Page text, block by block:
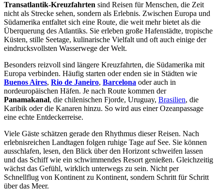
Transatlantik-Kreuzfahrten sind Reisen für Menschen, die Zeit
nicht als Strecke sehen, sondern als Erlebnis. Zwischen Europa und
Südamerika entfaltet sich eine Route, die weit mehr bietet als die
Überquerung des Atlantiks. Sie erleben große Hafenstädte, tropische
Küsten, stille Seetage, kulinarische Vielfalt und oft auch einige der
eindrucksvollsten Wasserwege der Welt.
Besonders reizvoll sind längere Kreuzfahrten, die Südamerika mit
Europa verbinden. Häufig starten oder enden sie in Städten wie
Buenos Aires, Rio de Janeiro, Barcelona oder auch in
nordeuropäischen Häfen. Je nach Route kommen der
Panamakanal, die chilenischen Fjorde, Uruguay, Brasilien, die
Karibik oder die Kanaren hinzu. So wird aus einer Ozeanpassage
eine echte Entdeckerreise.
Viele Gäste schätzen gerade den Rhythmus dieser Reisen. Nach
erlebnisreichen Landtagen folgen ruhige Tage auf See. Sie können
ausschlafen, lesen, den Blick über den Horizont schweifen lassen
und das Schiff wie ein schwimmendes Resort genießen. Gleichzeitig
wächst das Gefühl, wirklich unterwegs zu sein. Nicht per
Schnellflug von Kontinent zu Kontinent, sondern Schritt für Schritt
über das Meer.